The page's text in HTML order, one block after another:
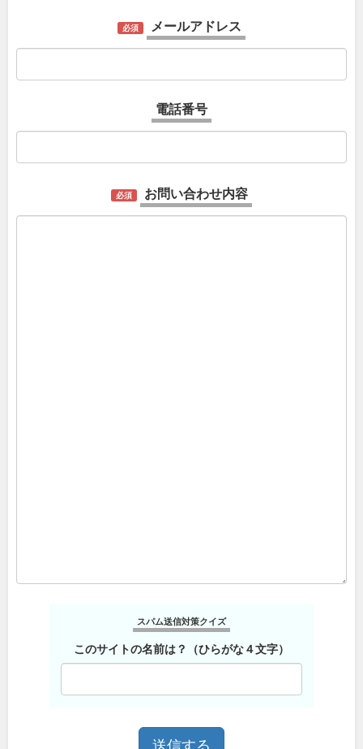
必須 メールアドレス
電話番号
必須 お問い合わせ内容
スパム送信対策クイズ
このサイトの名前は？（ひらがな４文字）